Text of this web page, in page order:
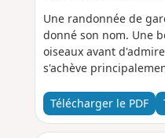
Une randonnée de
donné son nom. Une
oiseaux avant
s'achève
Télécharger le PDF